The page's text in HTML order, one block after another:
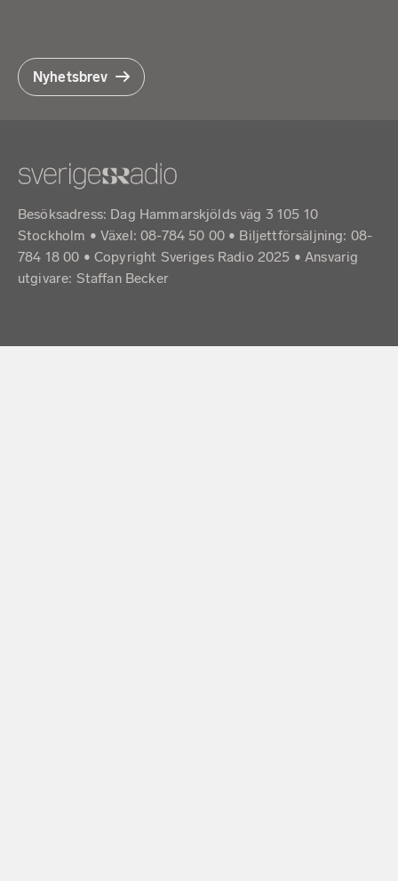
Nyhetsbrev
Besöksadress: Dag Hammarskjölds väg 3 105 10
Stockholm • Växel: 08-784 50 00 • Biljettförsäljning: 08-
784 18 00 • Copyright Sveriges Radio 2025 •Ansvarig
utgivare: Staffan Becker